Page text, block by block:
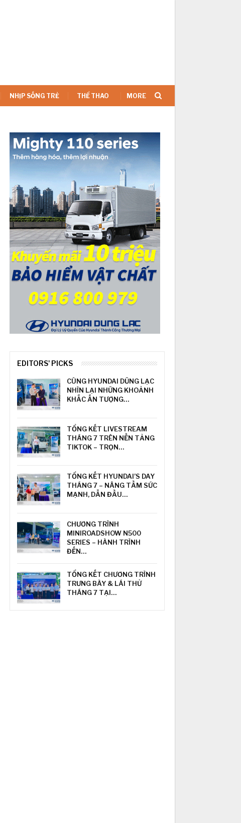
NHỊP SỐNG TRẺ THỂ THAO MORE
EDITORS' PICKS
CÙNG HYUNDAI DŨNG LẠC
NHÌN LẠI NHỮNG KHOẢNH
KHẮC ẤN TƯỢNG…
TỔNG KẾT LIVESTREAM
THÁNG 7 TRÊN NỀN TẢNG
TIKTOK – TRỌN…
TỔNG KẾT HYUNDAI’S DAY
THÁNG 7 – NÂNG TẦM SỨC
MẠNH, DẪN ĐẦU…
CHƯƠNG TRÌNH
MINIROADSHOW N500
SERIES – HÀNH TRÌNH
ĐẾN…
TỔNG KẾT CHƯƠNG TRÌNH
TRƯNG BÀY & LÁI THỬ
THÁNG 7 TẠI…